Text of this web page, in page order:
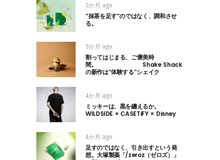
3か月 ago
“抹茶を足す”のではなく、調和させ
る。
3か月 ago
割ってはじまる、ご褒美時
間。 Shake Shack
の新作は“体験する”シェイク
4か月 ago
ミッキーは、黒を纏えるか。
WILDSIDE × CASETiFY × Disney
4か月 ago
足すのではなく、引き出すという発
想。大塚製薬「/zeroz（ゼロズ）」